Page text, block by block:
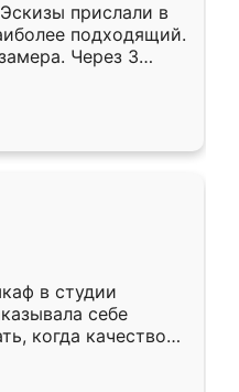
прислали в
подходящий.
Через 3
Остались
Ренессанс
работу!
в студии
себе
когда качеством
кухня уже почти